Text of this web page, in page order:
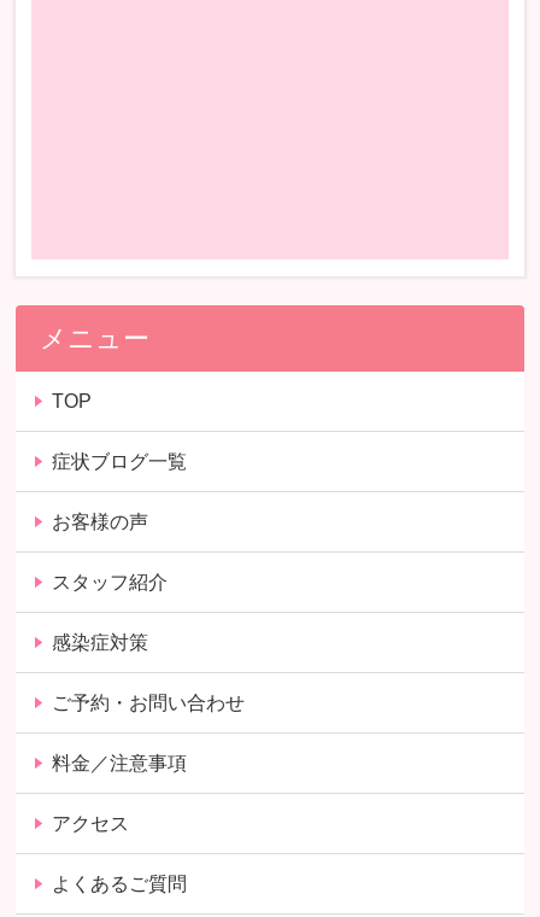
メニュー
TOP
症状ブログ一覧
お客様の声
スタッフ紹介
感染症対策
ご予約・お問い合わせ
料金／注意事項
アクセス
よくあるご質問